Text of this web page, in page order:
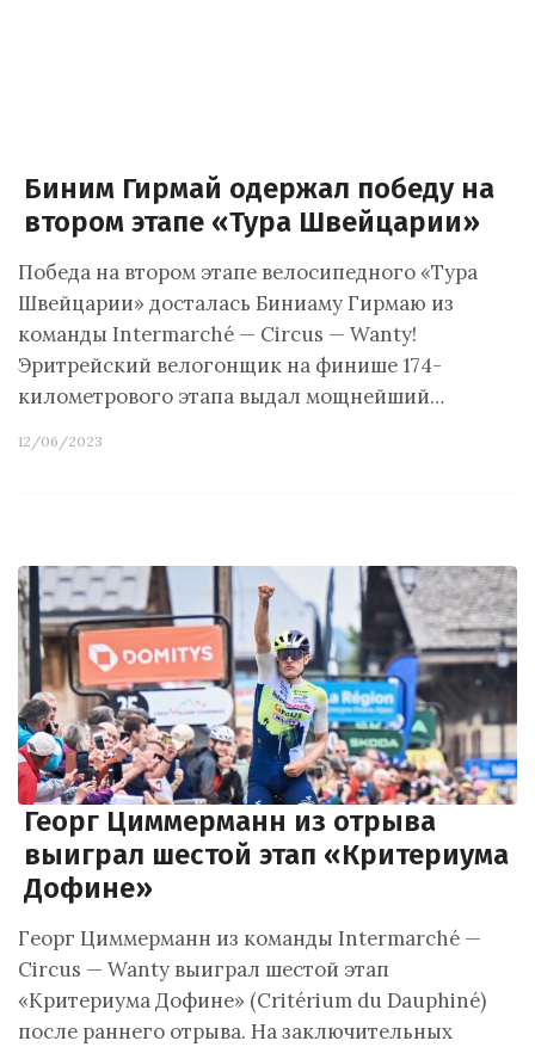
Биним Гирмай одержал победу на
втором этапе «Тура Швейцарии»
Победа на втором этапе велосипедного «Тура
Швейцарии» досталась Биниаму Гирмаю из
команды Intermarché — Circus — Wanty!
Эритрейский велогонщик на финише 174-
километрового этапа выдал мощнейший…
12/06/2023
Георг Циммерманн из отрыва
выиграл шестой этап «Критериума
Дофине»
Георг Циммерманн из команды Intermarché —
Circus — Wanty выиграл шестой этап
«Критериума Дофине» (Critérium du Dauphiné)
после раннего отрыва. На заключительных